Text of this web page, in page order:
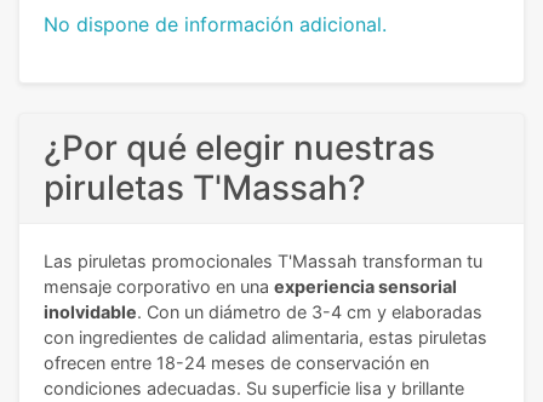
No dispone de información adicional.
¿Por qué elegir nuestras
piruletas T'Massah?
Las piruletas promocionales T'Massah transforman tu
mensaje corporativo en una experiencia sensorial
inolvidable. Con un diámetro de 3-4 cm y elaboradas
con ingredientes de calidad alimentaria, estas piruletas
ofrecen entre 18-24 meses de conservación en
condiciones adecuadas. Su superficie lisa y brillante